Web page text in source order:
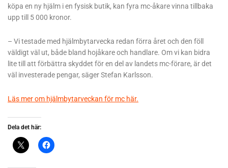
köpa en ny hjälm i en fysisk butik, kan fyra mc-åkare vinna tillbaka
upp till 5 000 kronor.
– Vi testade med hjälmbytarvecka redan förra året och den föll
väldigt väl ut, både bland hojåkare och handlare. Om vi kan bidra
lite till att förbättra skyddet för en del av landets mc-förare, är det
väl investerade pengar, säger Stefan Karlsson.
Läs mer om hjälmbytarveckan för mc här.
Dela det här: